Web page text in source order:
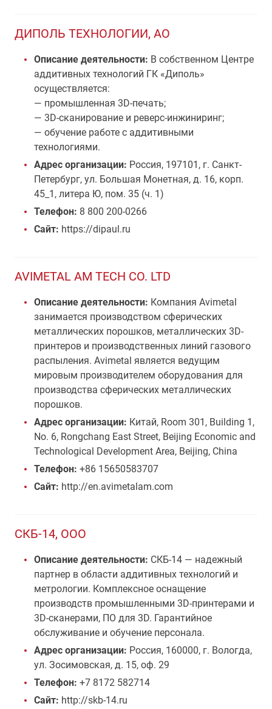
ДИПОЛЬ ТЕХНОЛОГИИ, АО
Описание деятельности: В собственном Центре
аддитивных технологий ГК «Диполь»
осуществляется:
— промышленная 3D-печать;
— 3D-сканирование и реверс-инжиниринг;
— обучение работе с аддитивными
технологиями.
Адрес организации: Россия, 197101, г. Санкт-
Петербург, ул. Большая Монетная, д. 16, корп.
45_1, литера Ю, пом. 35 (ч. 1)
Телефон: 8 800 200-0266
Сайт: https://dipaul.ru
AVIMETAL AM TECH CO. LTD
Описание деятельности: Компания Avimetal
занимается производством сферических
металлических порошков, металлических 3D-
принтеров и производственных линий газового
распыления. Avimetal является ведущим
мировым производителем оборудования для
производства сферических металлических
порошков.
Адрес организации: Китай, Room 301, Building 1,
No. 6, Rongchang East Street, Beijing Economic and
Technological Development Area, Beijing, China
Телефон: +86 15650583707
Сайт: http://en.avimetalam.com
СКБ-14, ООО
Описание деятельности: СКБ-14 — надежный
партнер в области аддитивных технологий и
метрологии. Комплексное оснащение
производств промышленными 3D-принтерами и
3D-сканерами, ПО для 3D. Гарантийное
обслуживание и обучение персонала.
Адрес организации: Россия, 160000, г. Вологда,
ул. Зосимовская, д. 15, оф. 29
Телефон: +7 8172 582714
Сайт: http://skb-14.ru